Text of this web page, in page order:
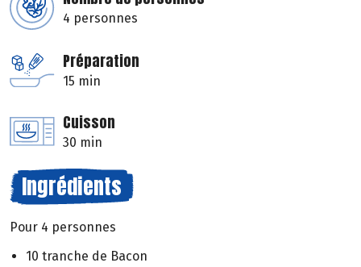
4 personnes
Préparation
15 min
Cuisson
30 min
Ingrédients
Pour 4 personnes
10 tranche de Bacon